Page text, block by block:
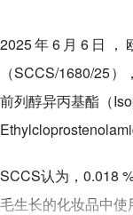
2025年6月6日，
（SCCS/1680/25
前列醇异丙基酯（
SCCS认为，0.018
毛生长的化妆品中使